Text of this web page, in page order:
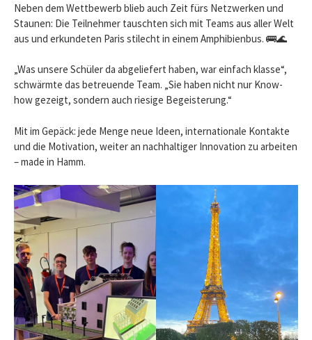
Neben dem Wettbewerb blieb auch Zeit fürs Netzwerken und
Staunen: Die Teilnehmer tauschten sich mit Teams aus aller Welt
aus und erkundeten Paris stilecht in einem Amphibienbus. 🚌🌊
„Was unsere Schüler da abgeliefert haben, war einfach klasse“,
schwärmte das betreuende Team. „Sie haben nicht nur Know-
how gezeigt, sondern auch riesige Begeisterung.“
Mit im Gepäck: jede Menge neue Ideen, internationale Kontakte
und die Motivation, weiter an nachhaltiger Innovation zu arbeiten
– made in Hamm.